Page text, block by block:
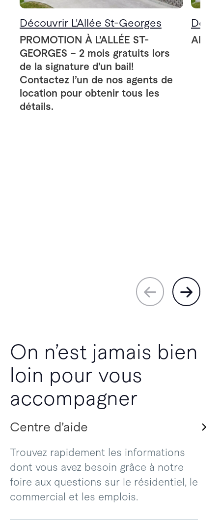
Découvrir L'Allée St-Georges
PROMOTION À L’ALLÉE ST-
GEORGES – 2 mois gratuits lors
de la signature d’un bail!
Contactez l’un de nos agents de
location pour obtenir tous les
détails.
Allée
On n’est jamais bien
loin pour vous
accompagner
Centre d’aide
Trouvez rapidement les informations
dont vous avez besoin grâce à notre
foire aux questions sur le résidentiel, le
commercial et les emplois.